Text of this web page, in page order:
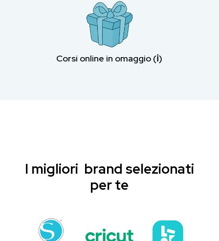
Corsi online in omaggio (ℹ︎)
I migliori brand selezionati
per te